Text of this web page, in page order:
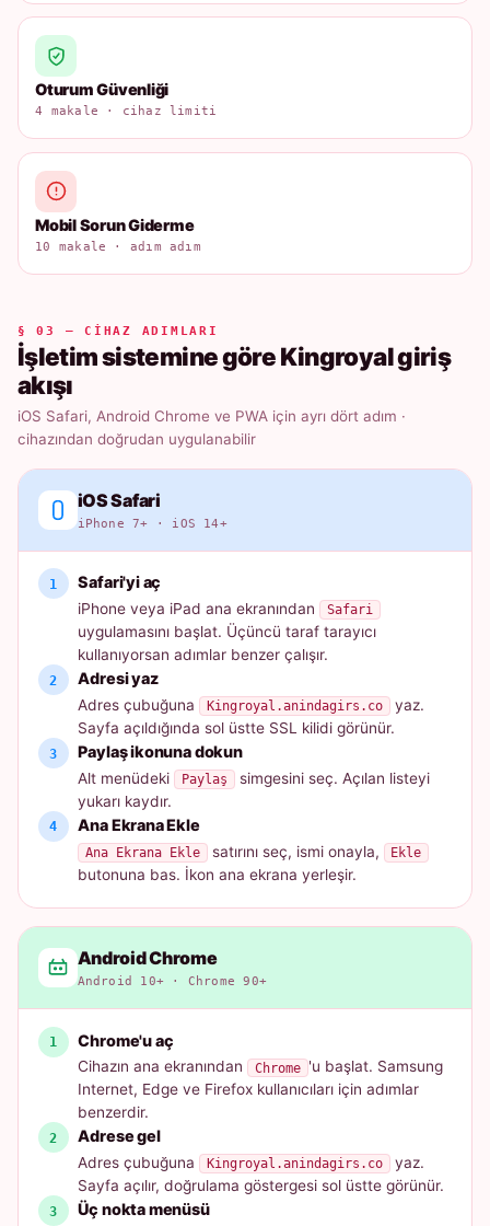
Oturum Güvenliği
4 makale · cihaz limiti
Mobil Sorun Giderme
10 makale · adım adım
§ 03 — CIHAZ ADIMLARI
İşletim sistemine göre Kingroyal giriş
akışı
iOS Safari, Android Chrome ve PWA için ayrı dört adım ·
cihazından doğrudan uygulanabilir
iOS Safari
iPhone 7+ · iOS 14+
Safari'yi aç
iPhone veya iPad ana ekranından Safari
uygulamasını başlat. Üçüncü taraf tarayıcı
kullanıyorsan adımlar benzer çalışır.
Adresi yaz
Adres çubuğuna Kingroyal.anindagirs.co
yaz.
Sayfa açıldığında sol üstte SSL kilidi görünür.
Paylaş ikonuna dokun
Alt menüdeki Paylaş
simgesini seç. Açılan listeyi
yukarı kaydır.
Ana Ekrana Ekle
Ana Ekrana Ekle satırını seç, ismi onayla, Ekle
butonuna bas. İkon ana ekrana yerleşir.
Android Chrome
Android 10+ · Chrome 90+
Chrome'u aç
Cihazın ana ekranından Chrome 'u başlat. Samsung
Internet, Edge ve Firefox kullanıcıları için adımlar
benzerdir.
Adrese gel
Adres çubuğuna Kingroyal.anindagirs.co
yaz.
Sayfa açılır, doğrulama göstergesi sol üstte görünür.
Üç nokta menüsü